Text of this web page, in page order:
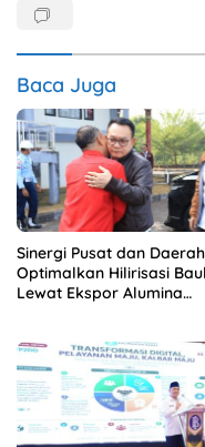
Baca Juga
Sinergi Pusat dan
Optimalkan Hilirisasi
Lewat Ekspor Alumina